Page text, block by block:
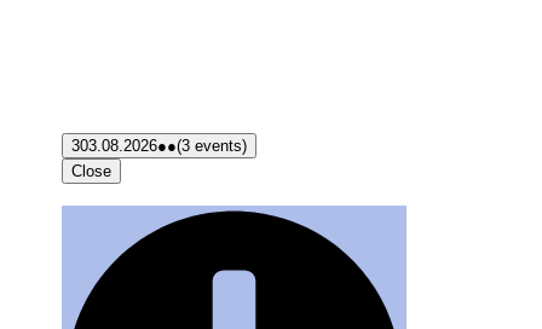
303.08.2026●●(3 events)
Close